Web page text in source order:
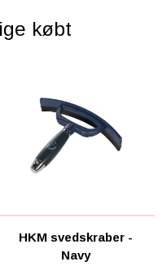
købt
HKM svedskraber -
Navy